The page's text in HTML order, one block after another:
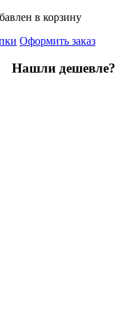
в корзину
Оформить заказ
Нашли дешевле?